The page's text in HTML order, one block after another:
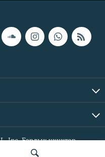
Inc. Бардык укуктар